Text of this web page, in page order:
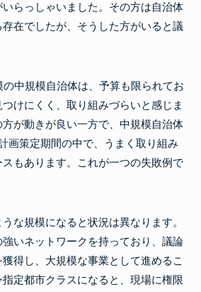
らっしゃいました。その方は自治体
在でしたが、そうした方がいると議
の中規模自治体は、予算も限られてお
けにくく、取り組みづらいと感じま
が動きが良い一方で、中規模自治体
画策定期間の中で、うまく取り組み
もあります。これが一つの失敗例で
な規模になると状況は異なります。
いネットワークを持っており、議論
得し、大規模な事業として進めるこ
定都市クラスになると、現場に権限